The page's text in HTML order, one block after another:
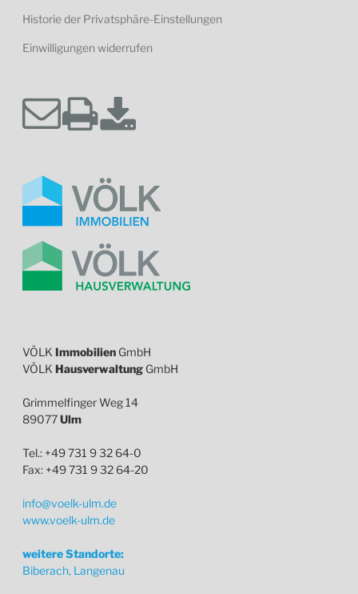
Historie der Privatsphäre-Einstellungen
Einwilligungen widerrufen
VÖLK Immobilien GmbH
VÖLK Hausverwaltung GmbH
Grimmelfinger Weg 14
89077Ulm
Tel.: +49 731 9 32 64-0
Fax: +49 731 9 32 64-20
info@voelk-ulm.de
www.voelk-ulm.de
weitere Standorte:
Biberach, Langenau